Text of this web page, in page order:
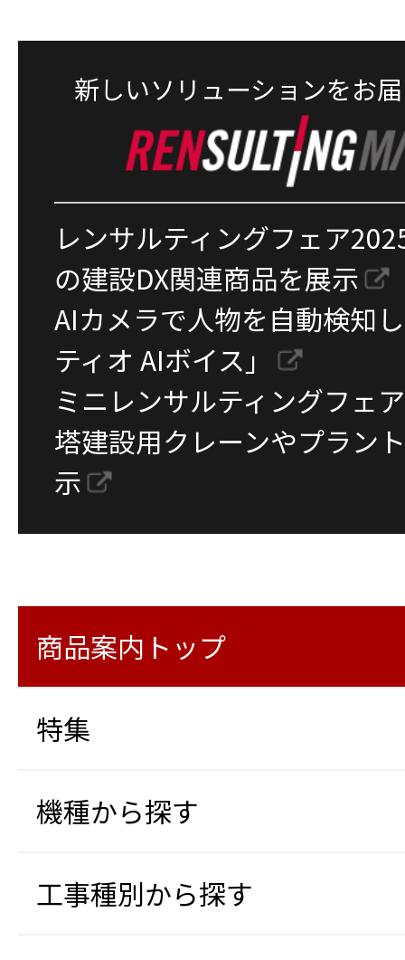
新しいソリューションをお
レンサルティングフェア
の建設DX関連商品を展示
AIカメラで人物を自動検知
ティオ AIボイス」
ミニレンサルティングフ
塔建設用クレーンやプラン
示
商品案内トップ
特集
機種から探す
工事種別から探す